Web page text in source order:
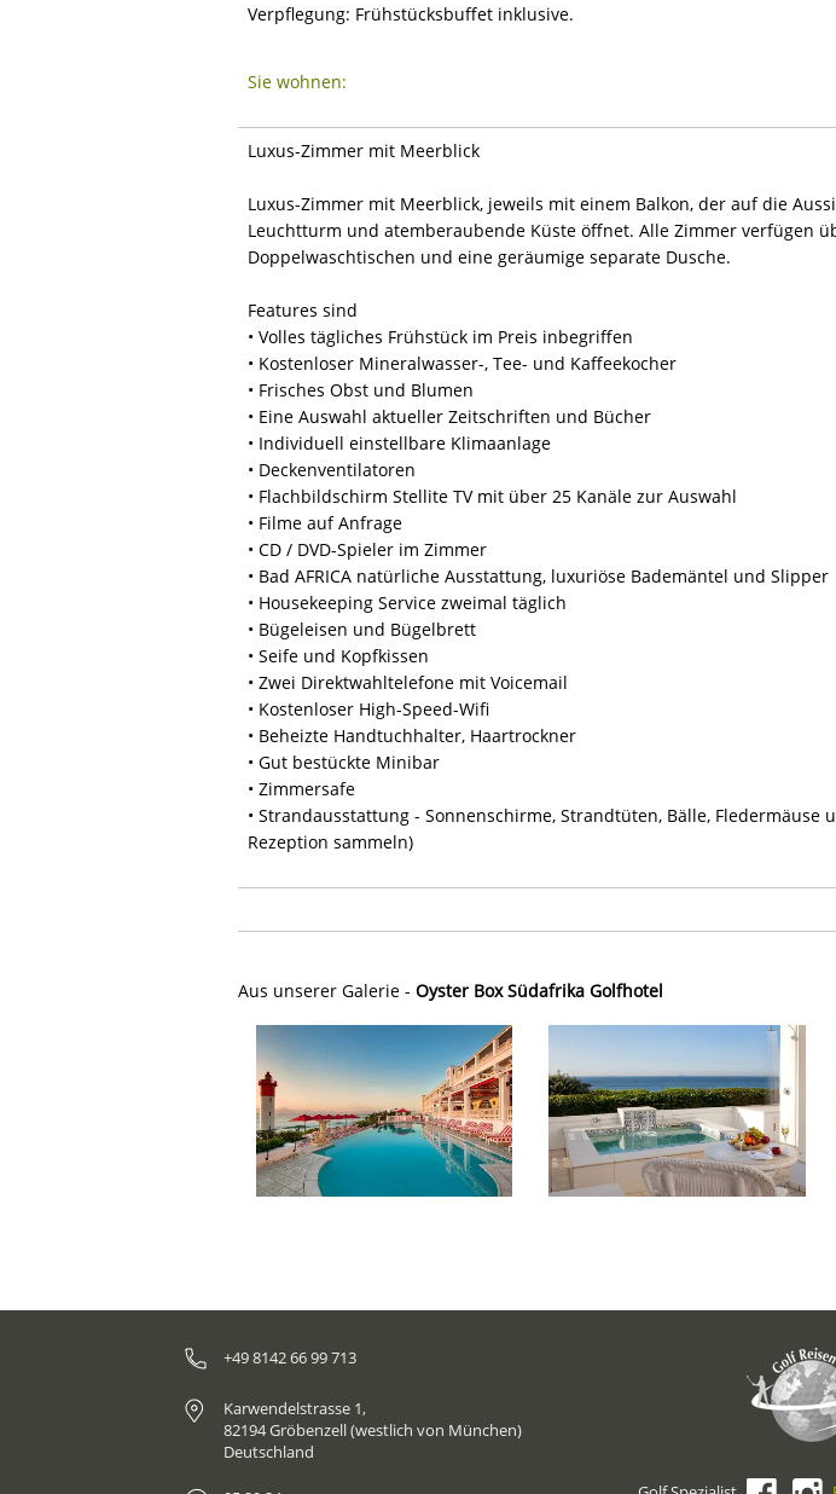
Verpflegung: Frühstücksbuffet inklusive.
Sie wohnen:
Luxus-Zimmer mit Meerblick
Luxus-Zimmer mit Meerblick, jeweils mit einem Balkon, der auf die
Leuchtturm und atemberaubende Küste öffnet. Alle Zimmer verfügen
Doppelwaschtischen und eine geräumige separate Dusche.
Features sind
• Volles tägliches Frühstück im Preis inbegriffen
• Kostenloser Mineralwasser-, Tee- und Kaffeekocher
• Frisches Obst und Blumen
• Eine Auswahl aktueller Zeitschriften und Bücher
• Individuell einstellbare Klimaanlage
• Deckenventilatoren
• Flachbildschirm Stellite TV mit über 25 Kanäle zur Auswahl
• Filme auf Anfrage
• CD / DVD-Spieler im Zimmer
• Bad AFRICA natürliche Ausstattung, luxuriöse Bademäntel und Slipper
• Housekeeping Service zweimal täglich
• Bügeleisen und Bügelbrett
• Seife und Kopfkissen
• Zwei Direktwahltelefone mit Voicemail
• Kostenloser High-Speed-Wifi
• Beheizte Handtuchhalter, Haartrockner
• Gut bestückte Minibar
• Zimmersafe
• Strandausstattung - Sonnenschirme, Strandtüten, Bälle, Fledermäuse
Rezeption sammeln)
Aus unserer Galerie - Oyster Box Südafrika Golfhotel
+49 8142 66 99 713
Karwendelstrasse 1,
82194 Gröbenzell (westlich von München)
Deutschland